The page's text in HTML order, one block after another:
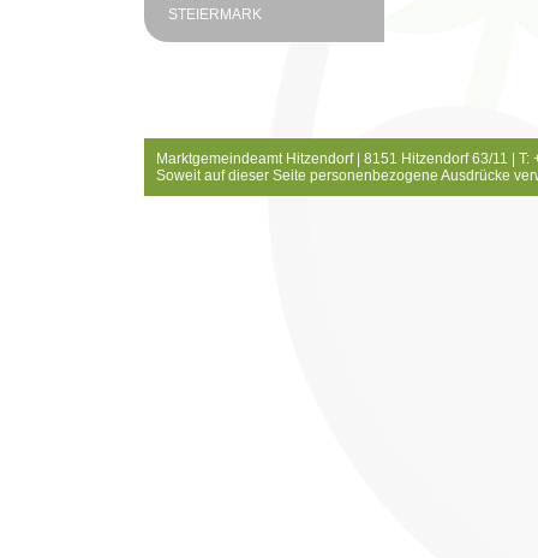
STEIERMARK
Marktgemeindeamt Hitzendorf | 8151 Hitzendorf 63/11 |
Soweit auf dieser Seite personenbezogene Ausdrücke